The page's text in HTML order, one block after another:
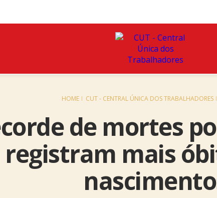
HOME CUT - CENTRAL ÚNICA DOS TRABALHADORES
de mortes
registram mais